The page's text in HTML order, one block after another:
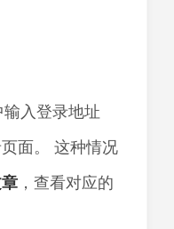
输入登录地址
面。 这种情况
，查看对应的